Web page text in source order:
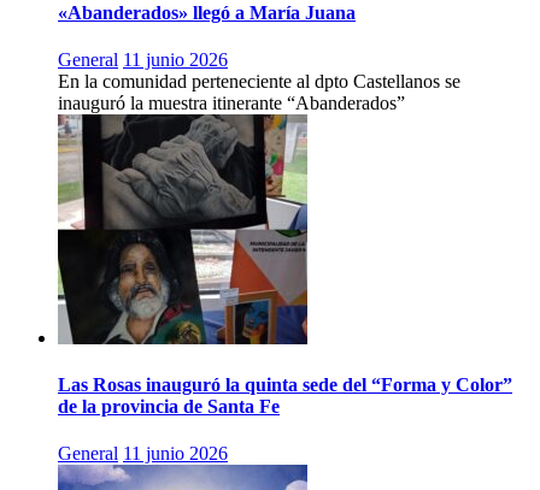
«Abanderados» llegó a María Juana
General 11 junio 2026
En la comunidad perteneciente al dpto Castellanos se
inauguró la muestra itinerante “Abanderados”
Las Rosas inauguró la quinta sede del “Forma y Color”
de la provincia de Santa Fe
General 11 junio 2026